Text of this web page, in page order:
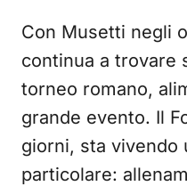
Con Musetti negli
continua a trovare
torneo romano,
grande evento. Il
giorni, sta vivendo
particolare: